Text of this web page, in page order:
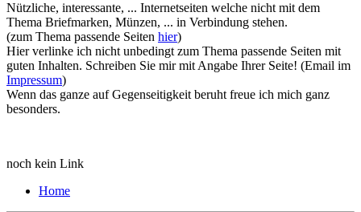
Nützliche, interessante, ... Internetseiten welche nicht mit dem
Thema Briefmarken, Münzen, ... in Verbindung stehen.
(zum Thema passende Seiten hier)
Hier verlinke ich nicht unbedingt zum Thema passende Seiten mit
guten Inhalten. Schreiben Sie mir mit Angabe Ihrer Seite! (Email im
Impressum)
Wenn das ganze auf Gegenseitigkeit beruht freue ich mich ganz
besonders.
noch kein Link
Home